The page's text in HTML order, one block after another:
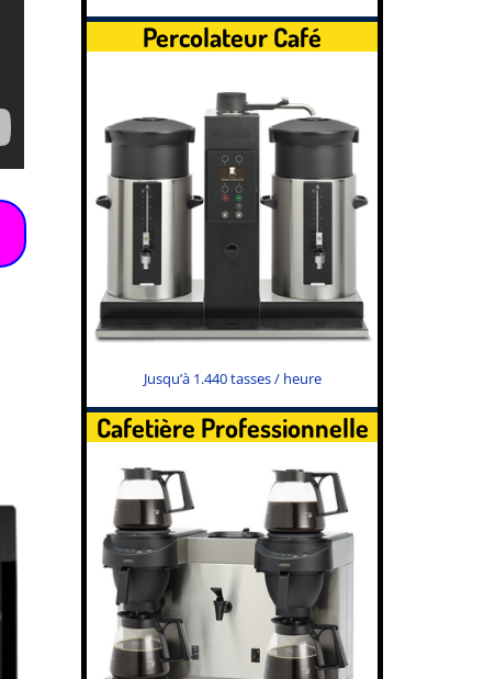
Percolateur Café
Jusqu’à 1.440 tasses / heure
Cafetière Professionnelle